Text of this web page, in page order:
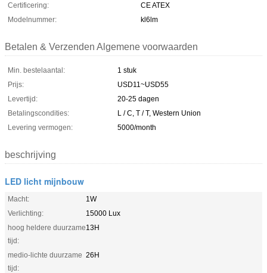
Certificering:
CE ATEX
Modelnummer:
kl6lm
Betalen & Verzenden Algemene voorwaarden
Min. bestelaantal:
1 stuk
Prijs:
USD11~USD55
Levertijd:
20-25 dagen
Betalingscondities:
L / C, T / T, Western Union
Levering vermogen:
5000/month
beschrijving
LED licht mijnbouw
Macht:
1W
Verlichting:
15000 Lux
hoog heldere duurzame
tijd:
13H
medio-lichte duurzame
tijd:
26H